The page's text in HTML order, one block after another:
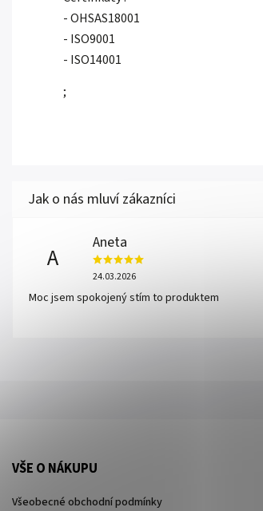
- OHSAS18001
- ISO9001
- ISO14001
;
A
Aneta
24.03.2026
Moc jsem spokojený stím to produktem
VŠE O NÁKUPU
Všeobecné obchodní podmínky